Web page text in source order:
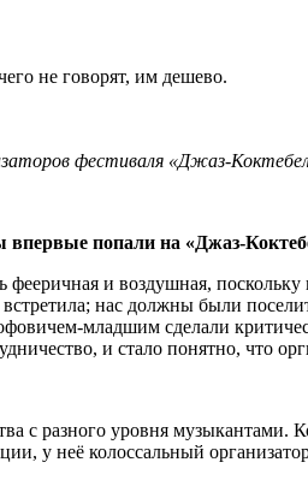
не говорят, им дешево.
фестиваля «Джаз-
попали на «Джаз-
фееричная и воздушная,
нас должны были
младшим сделали
и стало понятно, что
с разного уровня
у неё колоссальный